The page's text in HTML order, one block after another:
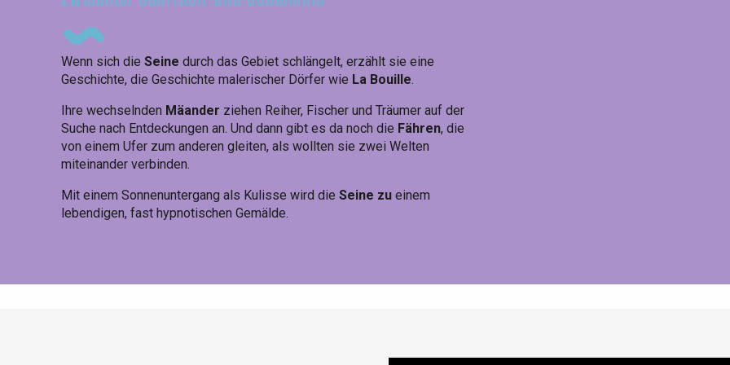
Wenn sich die Seine durch das Gebiet schlängelt, erzählt sie eine
Geschichte, die Geschichte malerischer Dörfer wie La Bouille.
Ihre wechselnden Mäander ziehen Reiher, Fischer und Träumer auf der
Suche nach Entdeckungen an. Und dann gibt es da noch die Fähren, die
von einem Ufer zum anderen gleiten, als wollten sie zwei Welten
miteinander verbinden.
Mit einem Sonnenuntergang als Kulisse wird die Seine zu einem
lebendigen, fast hypnotischen Gemälde.